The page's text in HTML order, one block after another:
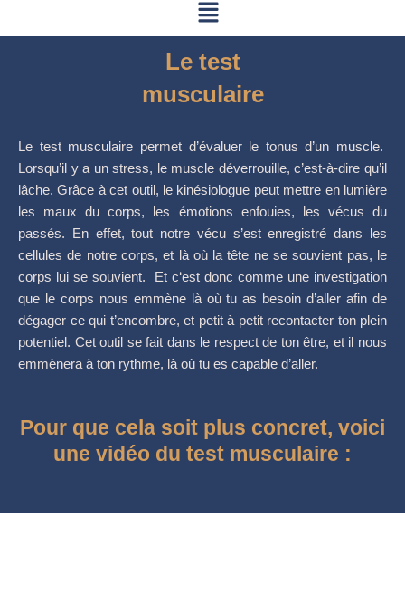
Le test
musculaire
Le test musculaire permet d’évaluer le tonus d’un muscle.
Lorsqu’il y a un stress, le muscle déverrouille, c’est-à-dire qu’il
lâche. Grâce à cet outil, le kinésiologue peut mettre en lumière
les maux du corps, les émotions enfouies, les vécus du
passés. En effet, tout notre vécu s’est enregistré dans les
cellules de notre corps, et l à où la tête ne se souvient pas, le
corps lui se souvient. Et c‘est donc comme une investigation
que le corps nous emmène là où tu as besoin d’aller afin de
dégager ce qui t’encombre, et petit à petit recontacter ton plein
potentiel. Cet outil se fait dans le respect de ton être, et il nous
emmènera à ton rythme, là où tu es capable d’aller.
Pour que cela soit plus concret, voici
une vidéo du test musculaire :